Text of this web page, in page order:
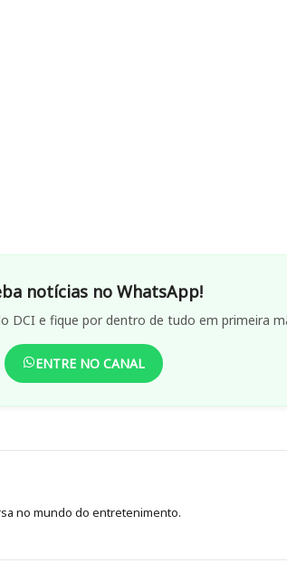
notícias no WhatsApp!
DCI e fique por dentro de tudo em primeira
ENTRE NO CANAL
no mundo do entretenimento.